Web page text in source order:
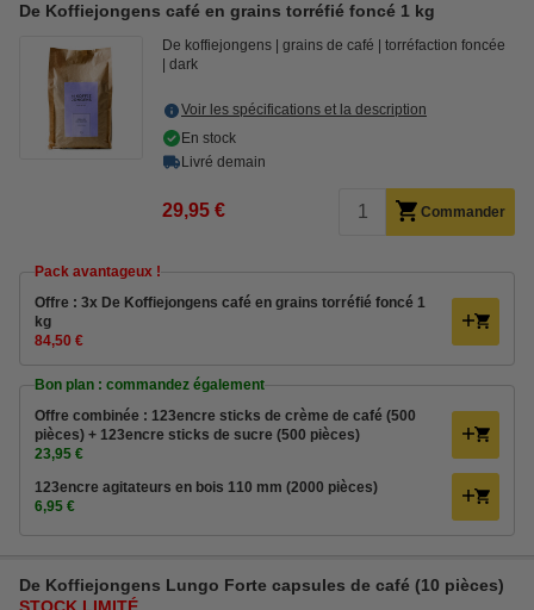
De Koffiejongens café en grains torréfié foncé 1 kg
De koffiejongens grains de café
torréfaction foncée
dark
Voir les spécifications et la description
En stock
Livré demain
29,95 € Commander
Pack avantageux !
Offre : 3x De Koffiejongens café en grains torréfié foncé 1
kg
84,50 €
Bon plan : commandez également
Offre combinée : 123encre sticks de crème de café (500
pièces) + 123encre sticks de sucre (500 pièces)
23,95 €
123encre agitateurs en bois 110 mm (2000 pièces)
6,95 €
De Koffiejongens Lungo Forte capsules de café (10 pièces)